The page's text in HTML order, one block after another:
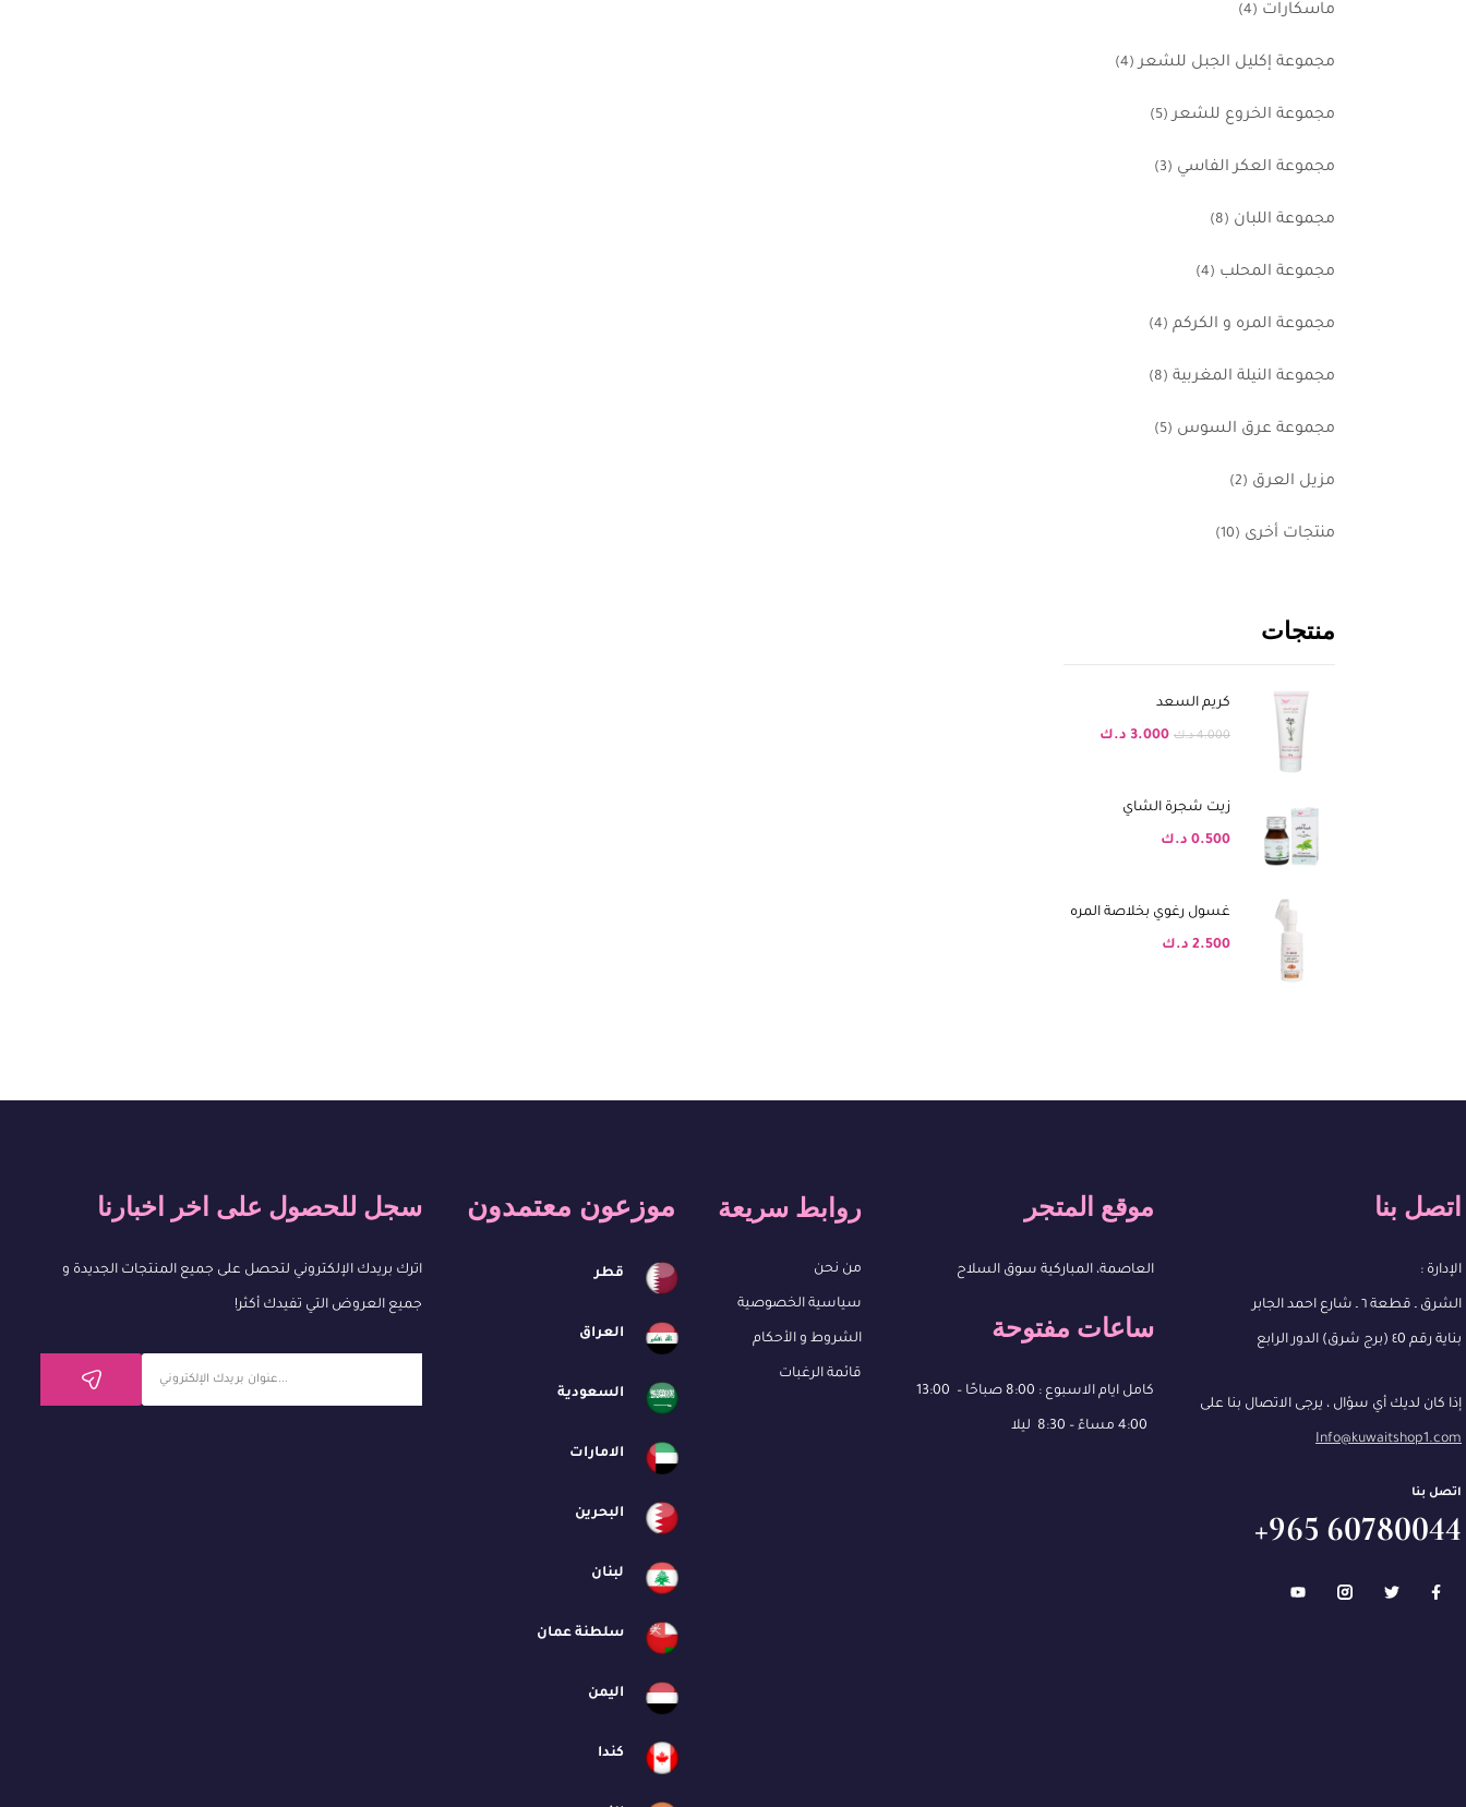
ماسكارات (4)
مجموعة إكليل الجبل للشعر (4)
مجموعة الخروع للشعر (5)
مجموعة العكر الفاسي (3)
مجموعة اللبان (8)
مجموعة المحلب (4)
مجموعة المره و الكركم (4)
مجموعة النيلة المغربية (8)
مجموعة عرق السوس (5)
مزيل العرق (2)
منتجات أخرى (10)
منتجات
كريم السعد
4.000 د.ك 3.000 د.ك
زيت شجرة الشاي
0.500 د.ك
غسول رغوي بخلاصة المره
2.500 د.ك
اتصل بنا
الإدارة :
الشرق ـ قطعة ٦ ـ شارع احمد الجابر
بناية رقم ٤0 (برج شرق) الدور الرابع
إذا كان لديك أي سؤال ، يرجى الاتصال بنا على
Info@kuwaitshop1.com
اتصل بنا
60780044 965+
موقع المتجر
العاصمة، المباركية سوق السلاح
ساعات مفتوحة
كامل ايام الاسبوع : 8:00 صباحًا – 13:00
روابط سريعة
من نحن
سياسية الخصوصية
الشروط و الأحكام
قائمة الرغبات
موزعون معتمدون
قطر
العراق
السعودية
الامارات
البحرين
لبنان
سلطنة عمان
اليمن
كندا
سجل للحصول على اخر اخبارنا
اترك بريدك الإلكتروني لتحصل على جميع المنتجات الجديدة و
جميع العروض التي تفيدك أكثر!